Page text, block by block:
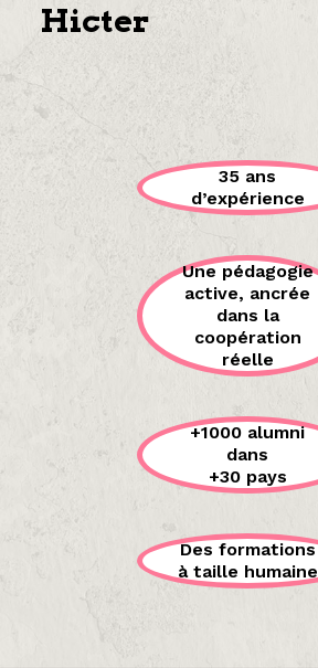
Hicter
35 ans
d’expérience
Une pédagogie
active, ancrée
dans la
coopération
réelle
+1000 alumni
dans
+30 pays
Des formations
à taille humaine